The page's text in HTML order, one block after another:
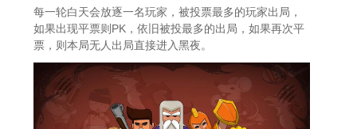
每一轮白天会放逐一名玩家，被投票最多的玩家出局，
如果出现平票则PK，依旧被投最多的出局，如果再次平
票，则本局无人出局直接进入黑夜。